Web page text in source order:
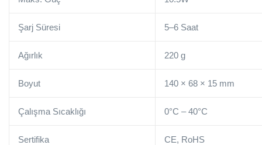
Şarj Süresi 5–6 Saat
Ağırlık 220 g
Boyut 140 × 68 × 15 mm
Çalışma Sıcaklığı 0°C – 40°C
Sertifika CE, RoHS